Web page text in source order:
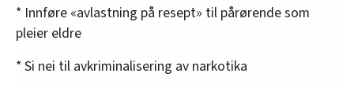
* Innføre «avlastning på resept» til pårørende som
pleier eldre
* Si nei til avkriminalisering av narkotika